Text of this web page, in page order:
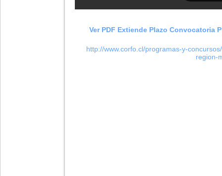
Ver PDF Extiende Plazo Convocatoria
http://www.corfo.cl/programas-y-
region-